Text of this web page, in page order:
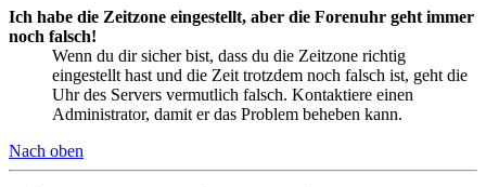
Ich habe die Zeitzone eingestellt, aber die Forenuhr geht immer
noch falsch!
Wenn du dir sicher bist, dass du die Zeitzone richtig
eingestellt hast und die Zeit trotzdem noch falsch ist, geht die
Uhr des Servers vermutlich falsch. Kontaktiere einen
Administrator, damit er das Problem beheben kann.
Nach oben